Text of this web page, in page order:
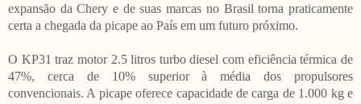
expansão da Chery e de suas marcas no Brasil torna praticamente
certa a chegada da picape ao País em um futuro próximo.
O KP31 traz motor 2.5 litros turbo diesel com eficiência térmica de
47%, cerca de 10% superior à média dos propulsores
convencionais. A picape oferece capacidade de carga de 1.000 kg e